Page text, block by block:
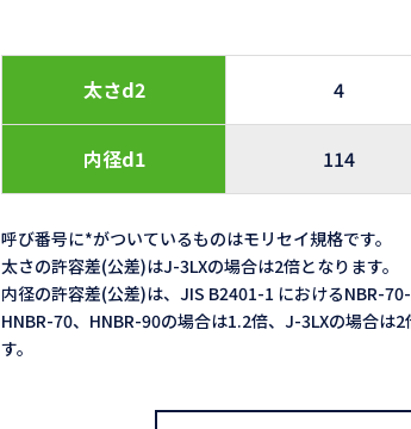
太さd2 4
内径d1 114
呼び番号に*がついているものはモリセイ規格です。
太さの許容差(公差)はJ-3LXの場合は2倍となります。
内径の許容差(公差)は、JIS B2401-1 におけるNBR-
HNBR-70、HNBR-90の場合は1.2倍、J-3LXの場合は
す。